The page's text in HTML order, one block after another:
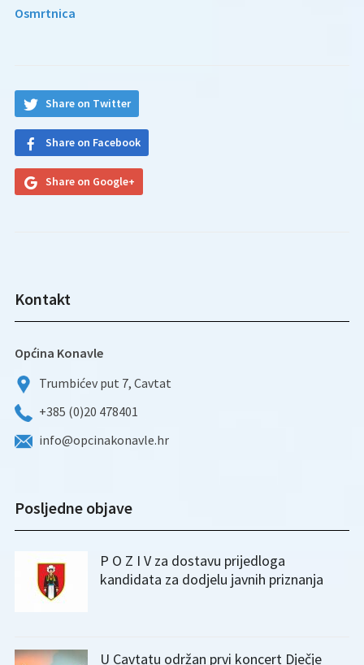
Osmrtnica
Share on Twitter
Share on Facebook
Share on Google+
Kontakt
Općina Konavle
Trumbićev put 7, Cavtat
+385 (0)20 478401
info@opcinakonavle.hr
Posljedne objave
P O Z I V za dostavu prijedloga
kandidata za dodjelu javnih priznanja
U Cavtatu održan prvi koncert Dječje